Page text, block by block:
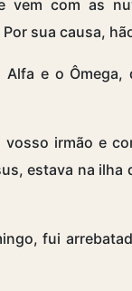
vem com as
sua causa,
e o Ômega,
vosso irmão e
estava na ilha
fui